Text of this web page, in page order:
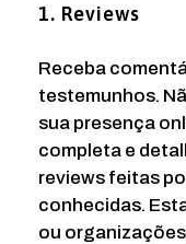
1. Reviews
Receba
testemunhos.
sua presença
completa e
reviews feitas
conhecidas.
ou